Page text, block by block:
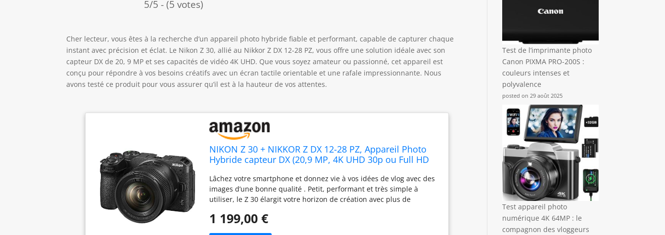
5/5 - (5 votes)
Cher lecteur, vous êtes à la recherche d’un appareil photo hybride fiable et performant, capable de capturer chaque
instant avec précision et éclat. Le Nikon Z 30, allié au Nikkor Z DX 12-28 PZ, vous offre une solution idéale avec son
capteur DX de 20, 9 MP et ses capacités de vidéo 4K UHD. Que vous soyez amateur ou passionné, cet appareil est
conçu pour répondre à vos besoins créatifs avec un écran tactile orientable et une rafale impressionnante. Nous
avons testé ce produit pour vous assurer qu’il est à la hauteur de vos attentes.
NIKON Z 30 + NIKKOR Z DX 12-28 PZ, Appareil Photo
Hybride capteur DX (20,9 MP, 4K UHD 30p ou Full HD
de Type C fourni)
Lâchez votre smartphone et donnez vie à vos idées de vlog avec des
images d’une bonne qualité . Petit, performant et très simple à
utiliser, le Z 30 élargit votre horizon de création avec plus de
photo hybride est conçu pour les créateurs qui ont des histoires à
1 199,00 €
Test de l’imprimante photo
Canon PIXMA PRO-200S :
couleurs intenses et
polyvalence
posted on 29 août 2025
Test appareil photo
numérique 4K 64MP : le
compagnon des vloggeurs